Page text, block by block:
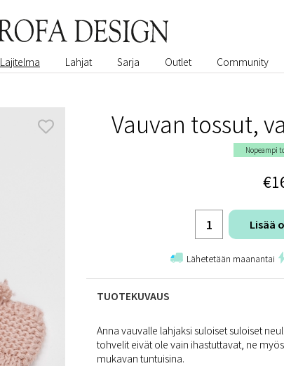
Lajitelma Lahjat Sarja Outlet Community
Vauvan tossut,
Nopeampi
Lisää
Lähetetään maanantai
TUOTEKUVAUS
Anna vauvalle lahjaksi suloiset suloiset
tohvelit eivät ole vain ihastuttavat, ne
mukavan tuntuisina.